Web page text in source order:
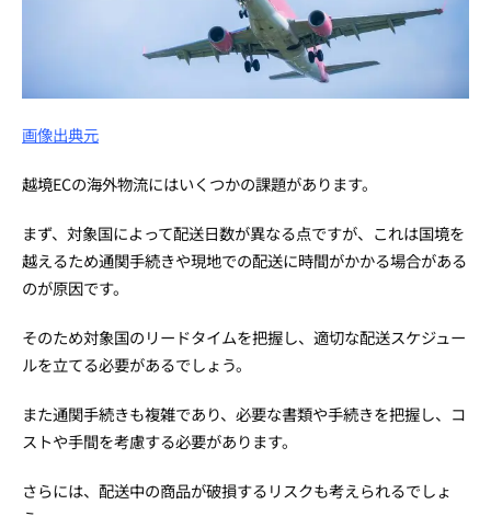
画像出典元
越境ECの海外物流にはいくつかの課題があります。
まず、対象国によって配送日数が異なる点ですが、これは国境を
越えるため通関手続きや現地での配送に時間がかかる場合がある
のが原因です。
そのため対象国のリードタイムを把握し、適切な配送スケジュー
ルを立てる必要があるでしょう。
また通関手続きも複雑であり、必要な書類や手続きを把握し、コ
ストや手間を考慮する必要があります。
さらには、配送中の商品が破損するリスクも考えられるでしょ